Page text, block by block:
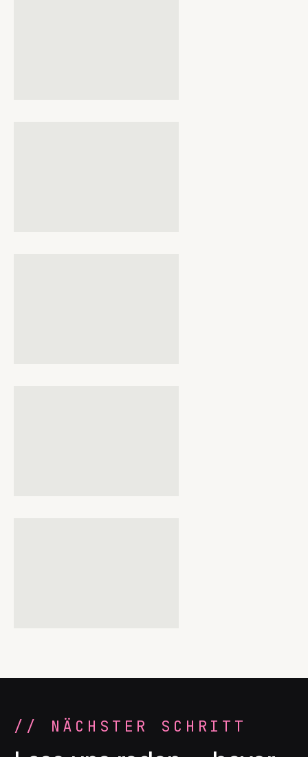
// NÄCHSTER SCHRITT